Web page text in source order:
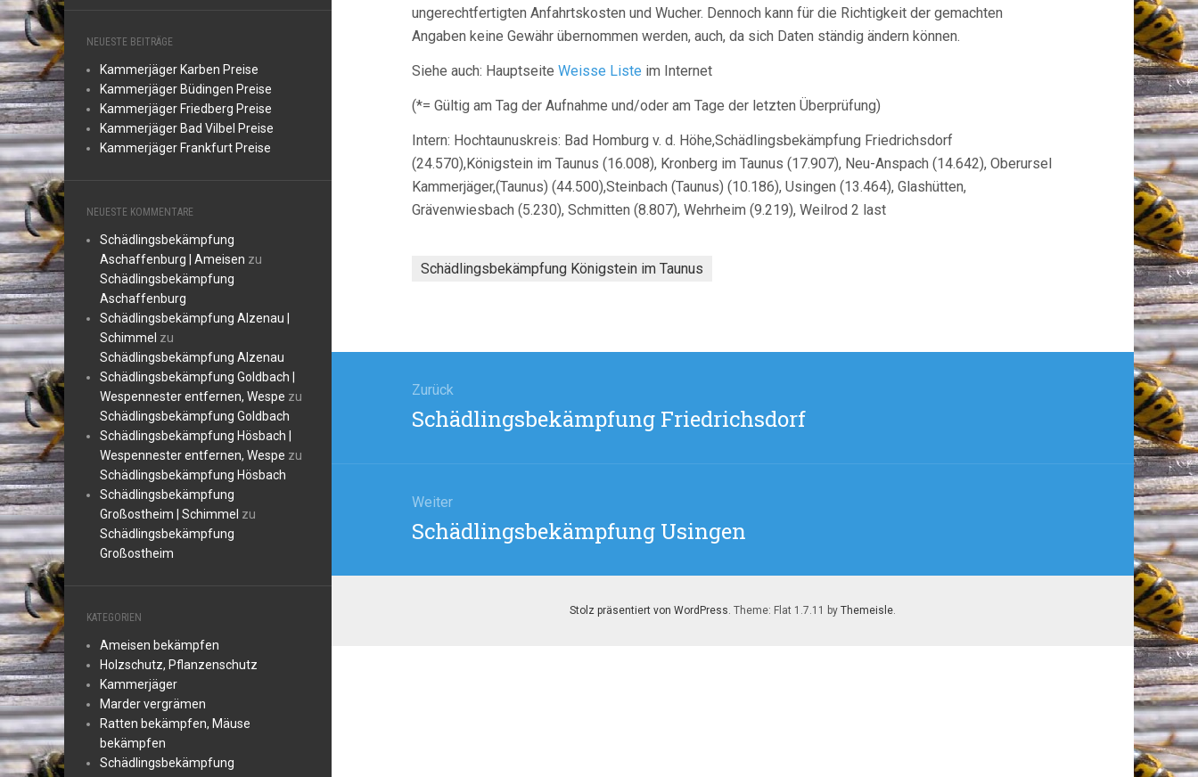
NEUESTE BEITRÄGE
Kammerjäger Karben Preise
Kammerjäger Büdingen Preise
Kammerjäger Friedberg Preise
Kammerjäger Bad Vilbel Preise
Kammerjäger Frankfurt Preise
NEUESTE KOMMENTARE
Schädlingsbekämpfung
Aschaffenburg | Ameisen zu
Schädlingsbekämpfung
Aschaffenburg
Schädlingsbekämpfung Alzenau |
Schimmel zu
Schädlingsbekämpfung Alzenau
Schädlingsbekämpfung Goldbach |
Wespennester entfernen, Wespe zu
Schädlingsbekämpfung Goldbach
Schädlingsbekämpfung Hösbach |
Wespennester entfernen, Wespe zu
Schädlingsbekämpfung Hösbach
Schädlingsbekämpfung
Großostheim | Schimmel zu
Schädlingsbekämpfung
Großostheim
KATEGORIEN
Ameisen bekämpfen
Holzschutz, Pflanzenschutz
Kammerjäger
Marder vergrämen
Ratten bekämpfen, Mäuse
bekämpfen
Schädlingsbekämpfung
ungerechtfertigten Anfahrtskosten und Wucher. Dennoch kann für die Richtigkeit der gemachten
Angaben keine Gewähr übernommen werden, auch, da sich Daten ständig ändern können.
Siehe auch: Hauptseite Weisse Liste im Internet
(*= Gültig am Tag der Aufnahme und/oder am Tage der letzten Überprüfung)
Intern: Hochtaunuskreis: Bad Homburg v. d. Höhe,Schädlingsbekämpfung Friedrichsdorf
(24.570),Königstein im Taunus (16.008), Kronberg im Taunus (17.907), Neu-Anspach (14.642), Oberursel
Kammerjäger,(Taunus) (44.500),Steinbach (Taunus) (10.186), Usingen (13.464), Glashütten,
Grävenwiesbach (5.230), Schmitten (8.807), Wehrheim (9.219), Weilrod 2 last
Schädlingsbekämpfung Königstein im Taunus
Zurück
Vorheriger
Schädlingsbekämpfung Friedrichsdorf
Weiter
Nächster
Schädlingsbekämpfung Usingen
Stolz präsentiert von WordPress. Theme: Flat 1.7.11 by Themeisle.